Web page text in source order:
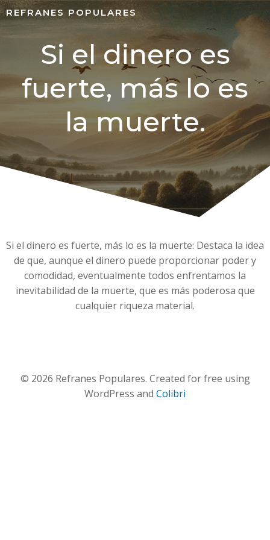
REFRANES POPULARES
Si el dinero es
fuerte, más lo es
la muerte.
Si el dinero es fuerte, más lo es la muerte: Destaca la idea
de que, aunque el dinero puede proporcionar poder y
comodidad, eventualmente todos enfrentamos la
inevitabilidad de la muerte, que es más poderosa que
cualquier riqueza material.
© 2026 Refranes Populares. Created for free using
WordPress and Colibri